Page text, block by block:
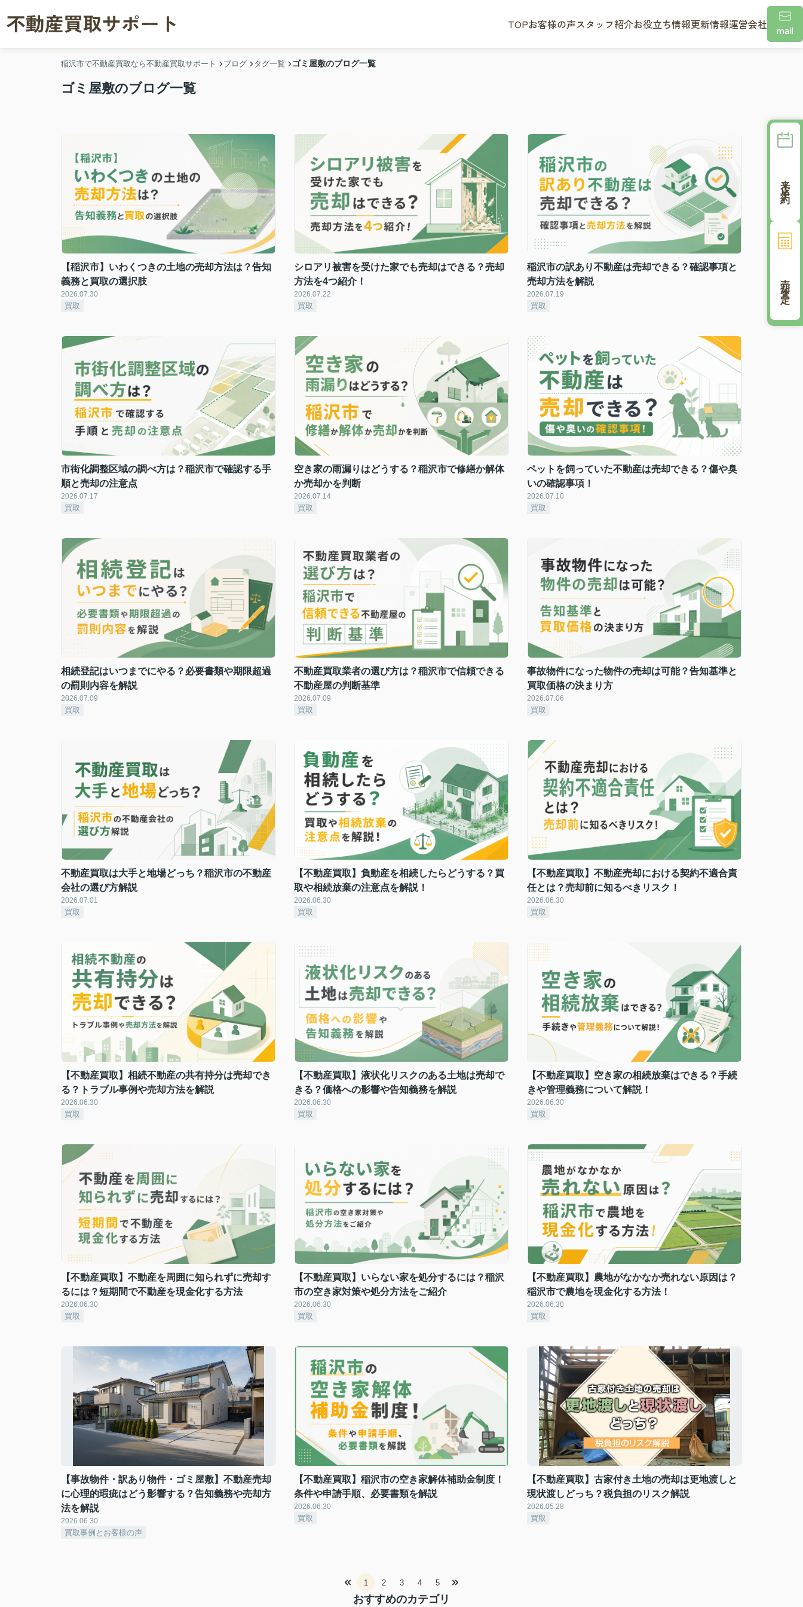
TOPお客様の声スタッフ紹介お役立ち情報更新情報運営会社 mail
稲沢市で不動産買取なら不動産買取サポート ブログ タグ一覧 ゴミ屋敷のブログ一覧
ゴミ屋敷のブログ一覧
【稲沢市】いわくつきの土地の売却方法は？告知
義務と買取の選択肢
2026.07.30
買取
シロアリ被害を受けた家でも売却はできる？売却
方法を4つ紹介！
2026.07.22
買取
稲沢市の訳あり不動産は売却できる？確認事項と
売却方法を解説
2026.07.19
買取
市街化調整区域の調べ方は？稲沢市で確認する手
順と売却の注意点
2026.07.17
買取
空き家の雨漏りはどうする？稲沢市で修繕か解体
か売却かを判断
2026.07.14
買取
ペットを飼っていた不動産は売却できる？傷や臭
いの確認事項！
2026.07.10
買取
相続登記はいつまでにやる？必要書類や期限超過
の罰則内容を解説
2026.07.09
買取
不動産買取業者の選び方は？稲沢市で信頼できる
不動産屋の判断基準
2026.07.09
買取
事故物件になった物件の売却は可能？告知基準と
買取価格の決まり方
2026.07.06
買取
不動産買取は大手と地場どっち？稲沢市の不動産
会社の選び方解説
2026.07.01
買取
【不動産買取】負動産を相続したらどうする？買
取や相続放棄の注意点を解説！
2026.06.30
買取
【不動産買取】不動産売却における契約不適合責
任とは？売却前に知るべきリスク！
2026.06.30
買取
【不動産買取】相続不動産の共有持分は売却でき
る？トラブル事例や売却方法を解説
2026.06.30
買取
【不動産買取】液状化リスクのある土地は売却で
きる？価格への影響や告知義務を解説
2026.06.30
買取
【不動産買取】空き家の相続放棄はできる？手続
きや管理義務について解説！
2026.06.30
買取
【不動産買取】不動産を周囲に知られずに売却す
るには？短期間で不動産を現金化する方法
2026.06.30
買取
【不動産買取】いらない家を処分するには？稲沢
市の空き家対策や処分方法をご紹介
2026.06.30
買取
【不動産買取】農地がなかなか売れない原因は？
稲沢市で農地を現金化する方法！
2026.06.30
買取
【事故物件・訳あり物件・ゴミ屋敷】不動産売却
に心理的瑕疵はどう影響する？告知義務や売却方
法を解説
2026.06.30
買取事例とお客様の声
【不動産買取】稲沢市の空き家解体補助金制度！
条件や申請手順、必要書類を解説
2026.06.30
買取
【不動産買取】古家付き土地の売却は更地渡しと
現状渡しどっち？税負担のリスク解説
2026.05.28
買取
1 2 3 4 5
おすすめのカテゴリ
来店予約
売却査定